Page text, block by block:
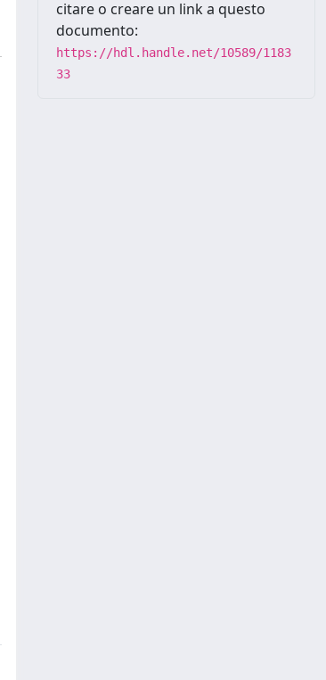
citare o creare un link a questo
documento:
https://hdl.handle.net/10589/1183
33